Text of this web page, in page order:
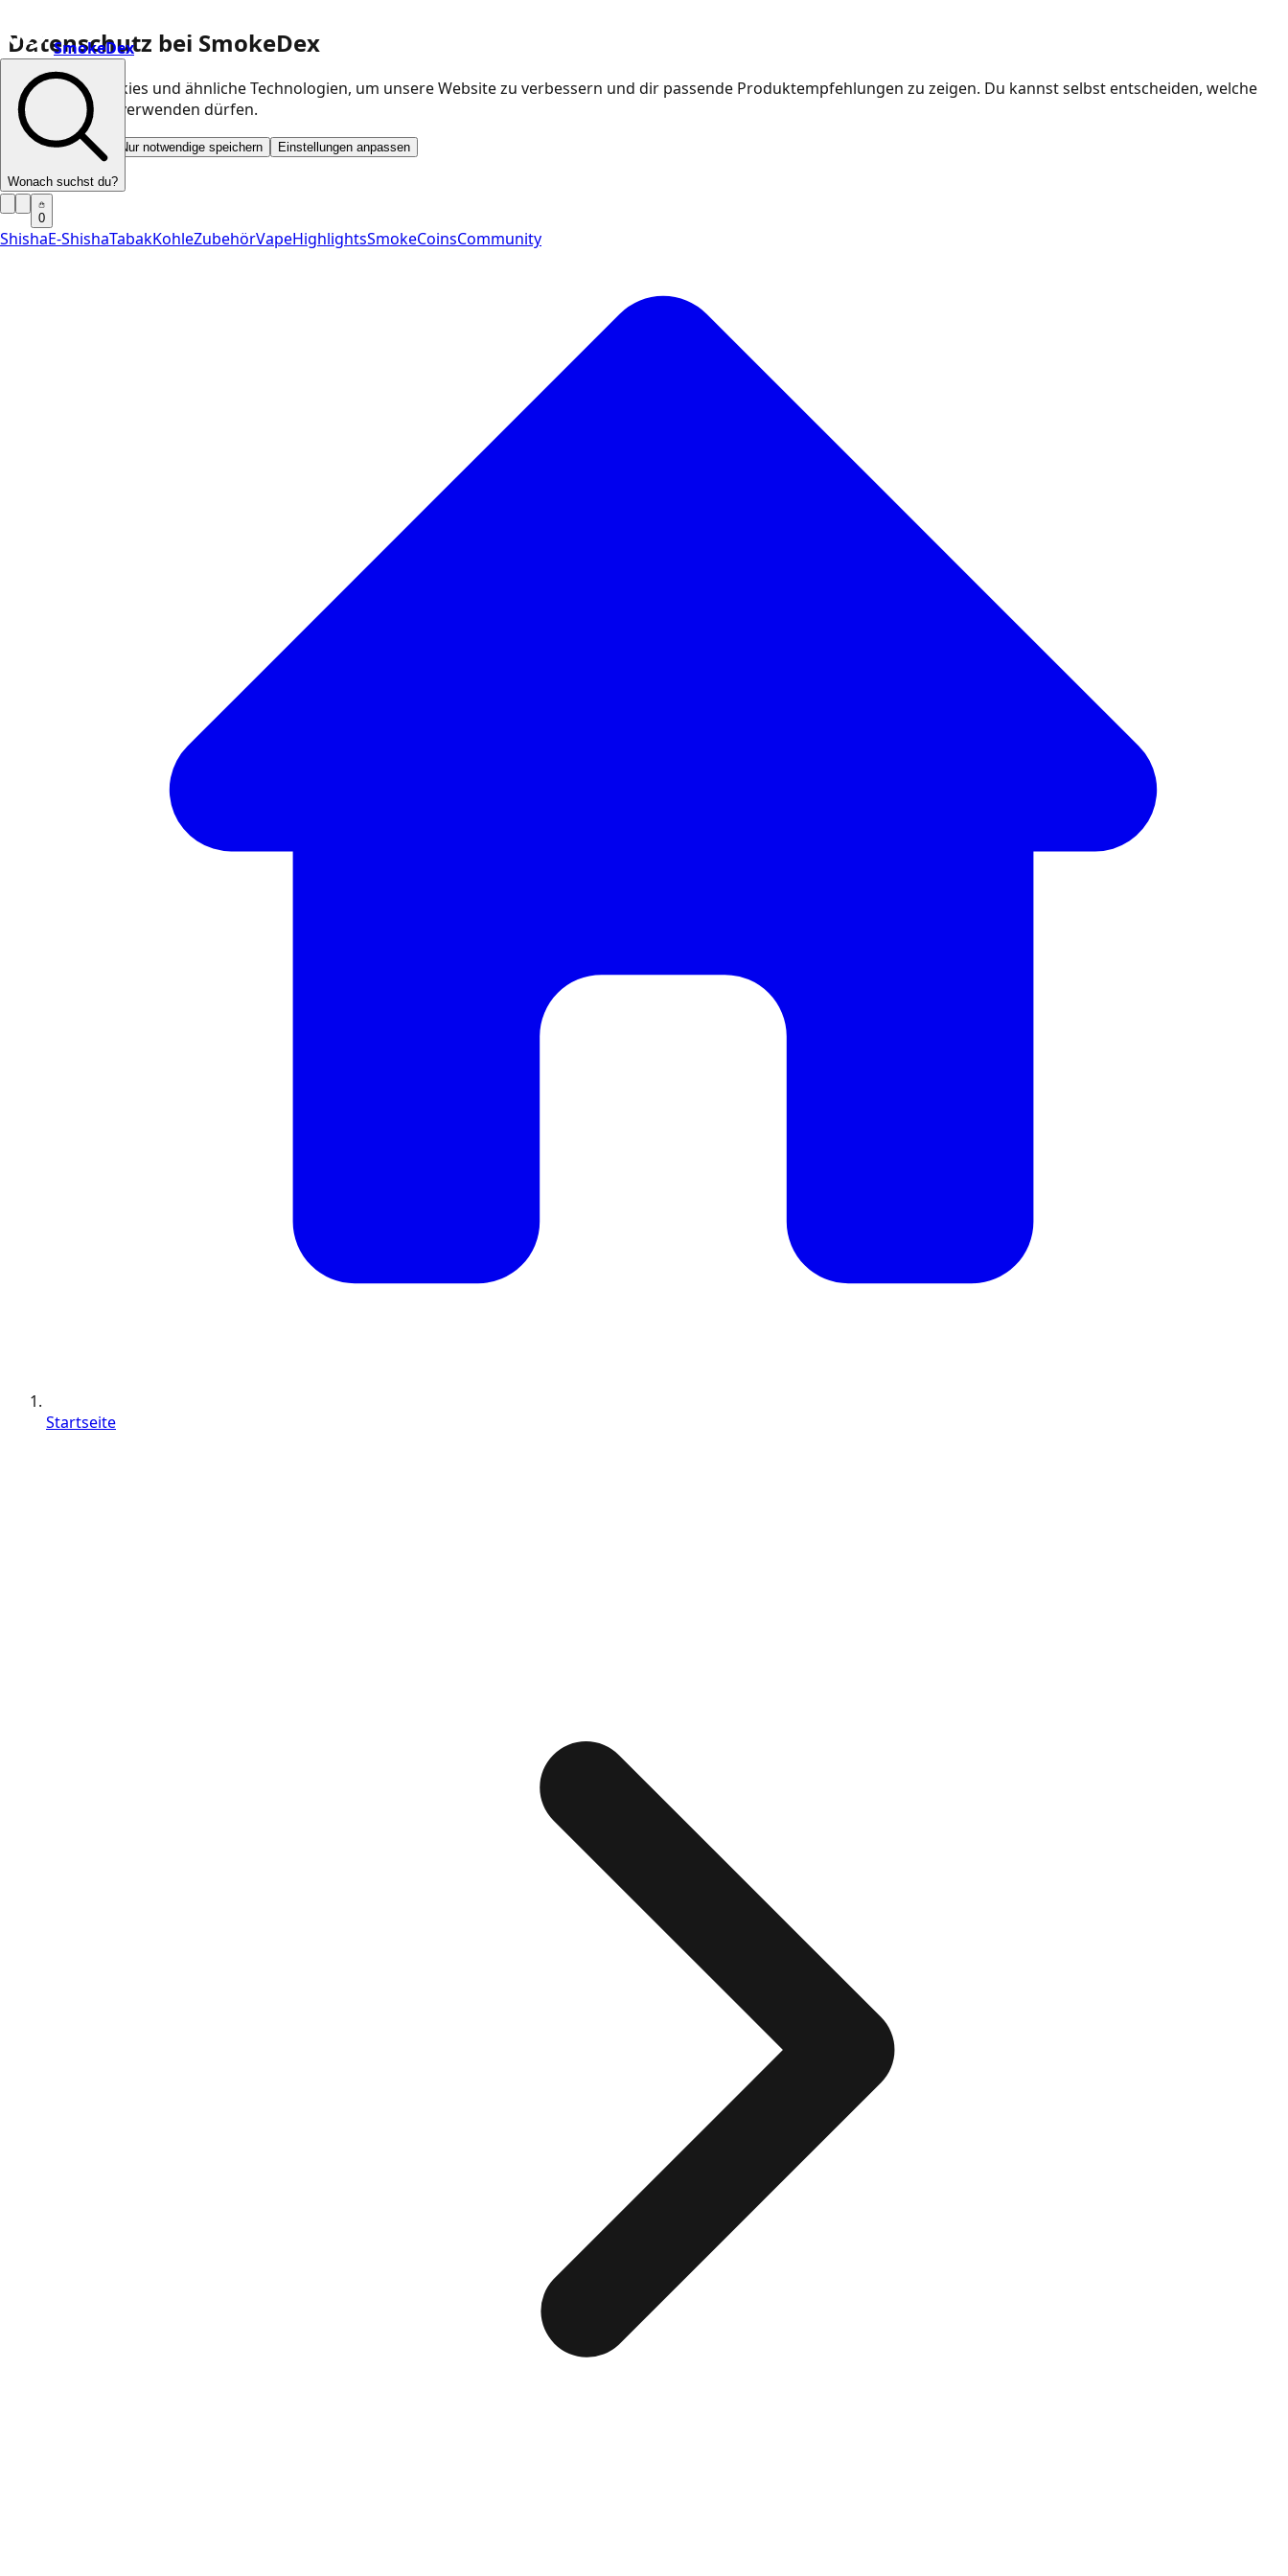
Datenschutz bei SmokeDex
Wir nutzen Cookies und ähnliche Technologien, um unsere Website zu verbessern und dir passende Produktempfehlungen zu zeigen. Du kannst selbst entscheiden, welche
Kategorien wir verwenden dürfen.
Alle akzeptieren Nur notwendige speichern Einstellungen anpassen
SmokeDex
Wonach suchst du?
0
ShishaE-ShishaTabakKohleZubehörVapeHighlightsSmokeCoinsCommunity
Startseite